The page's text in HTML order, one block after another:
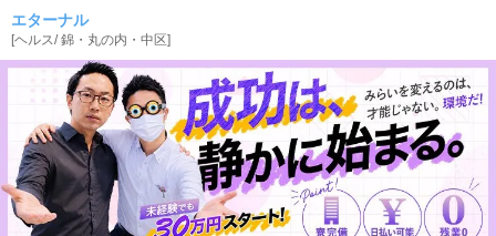
エターナル
[ヘルス/錦・丸の内・中区]